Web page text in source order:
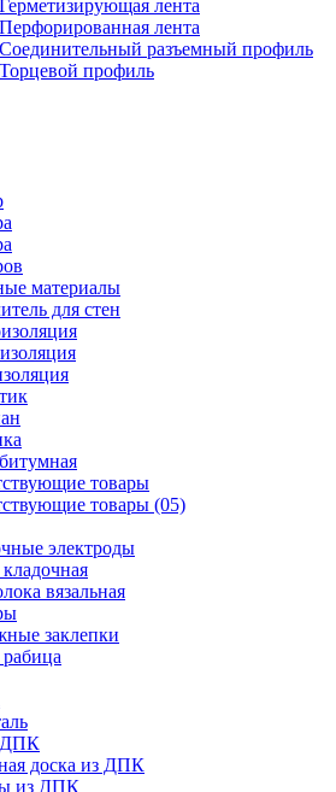
Герметизирующая лента
Перфорированная лента
Соединительный разъемный профиль
Торцевой профиль
материалы
для стен
битумная
товары
товары (05)
электроды
вязальная
заклепки
ДПК
доска из ДПК
из ДПК